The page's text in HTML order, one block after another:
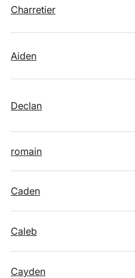
Charretier
Aiden
Declan
romain
Caden
Caleb
Cayden